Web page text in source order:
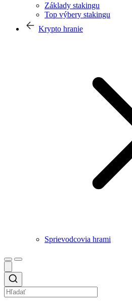
Základy stakingu
Top výbery stakingu
Krypto hranie
Sprievodcovia hrami